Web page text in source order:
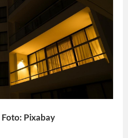
Foto: Pixabay